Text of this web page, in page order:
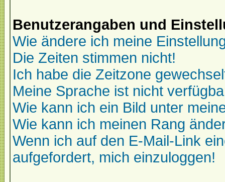
Benutzerangaben und
Wie ändere ich meine
Die Zeiten stimmen nicht!
Ich habe die Zeitzone
Meine Sprache ist nicht
Wie kann ich ein Bild unter
Wie kann ich meinen Rang
Wenn ich auf den E-Mail-Link
aufgefordert, mich einzuloggen!